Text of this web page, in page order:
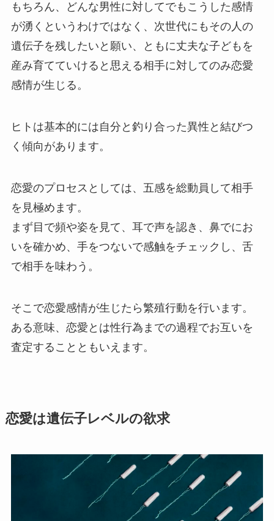
もちろん、どんな男性に対してでもこうした感情
が湧くというわけではなく、次世代にもその人の
遺伝子を残したいと願い、ともに丈夫な子どもを
産み育てていけると思える相手に対してのみ恋愛
感情が生じる。
ヒトは基本的には自分と釣り合った異性と結びつ
く傾向があります。
恋愛のプロセスとしては、五感を総動員して相手
を見極めます。
まず目で頻や姿を見て、耳で声を認き、鼻でにお
いを確かめ、手をつないで感触をチェックし、舌
で相手を味わう。
そこで恋愛感情が生じたら繁殖行動を行います。
ある意味、恋愛とは性行為までの過程でお互いを
査定することともいえます。
恋愛は遺伝子レベルの欲求